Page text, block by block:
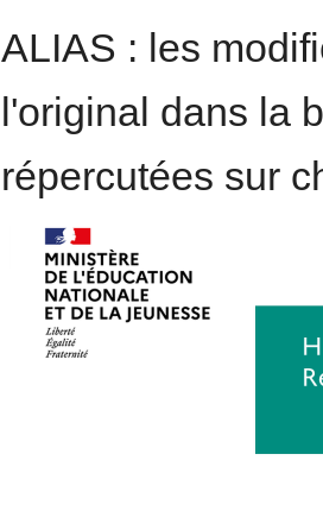
ALIAS : les
l'original dans la
répercutées sur